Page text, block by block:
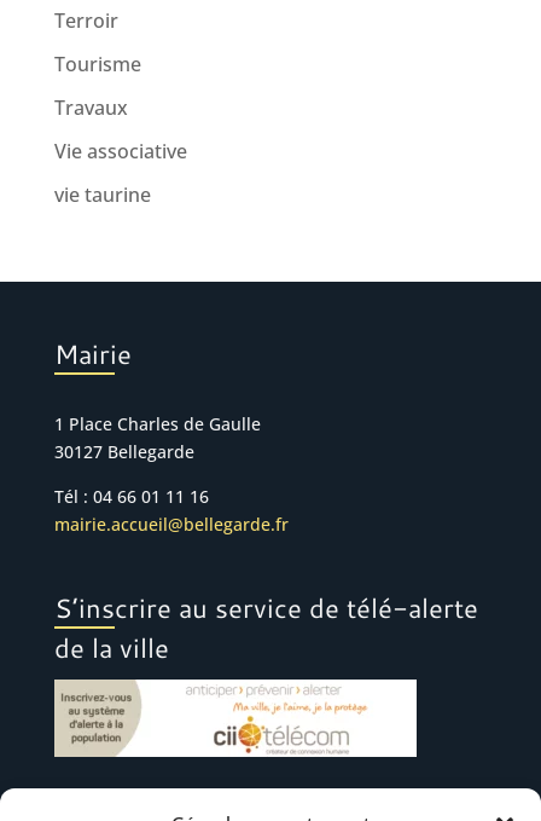
Terroir
Tourisme
Travaux
Vie associative
vie taurine
Mairie
1 Place Charles de Gaulle
30127 Bellegarde
Tél : 04 66 01 11 16
mairie.accueil@bellegarde.fr
S’inscrire au service de télé-alerte
de la ville